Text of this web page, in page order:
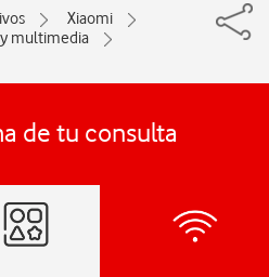
Xiaomi
multimedia
de tu consulta